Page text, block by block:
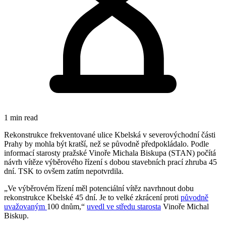
1 min read
Rekonstrukce frekventované ulice Kbelská v severovýchodní části
Prahy by mohla být kratší, než se původně předpokládalo. Podle
informací starosty pražské Vinoře Michala Biskupa (STAN) počítá
návrh vítěze výběrového řízení s dobou stavebních prací zhruba 45
dní. TSK to ovšem zatím nepotvrdila.
„Ve výběrovém řízení měl potenciální vítěz navrhnout dobu
rekonstrukce Kbelské 45 dní. Je to velké zkrácení proti původně
uvažovaným 100 dnům,“ uvedl ve středu starosta Vinoře Michal
Biskup.